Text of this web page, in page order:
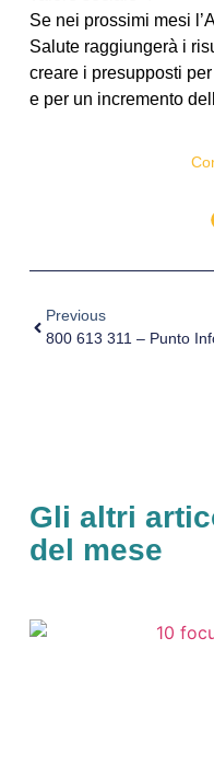
Se nei prossimi mesi
Salute raggiungerà i
creare i presupposti
e per un incremento
Previous
Gli altri
del mese